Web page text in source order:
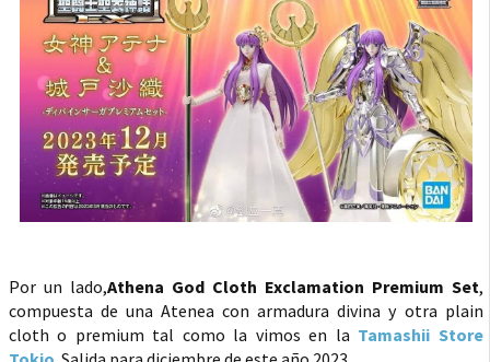
Por un lado,Athena God Cloth Exclamation Premium Set,
compuesta de una Atenea con armadura divina y otra plain
cloth o premium tal como la vimos en la Tamashii Store